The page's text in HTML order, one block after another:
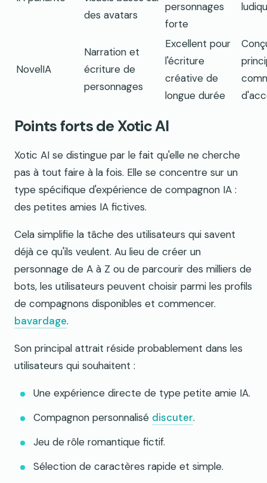
des avatars
personnages
forte
NovelIA
Narration et
écriture de
personnages
Excellent pour
l'écriture
créative de
longue durée
Points forts de Xotic AI
Xotic AI se distingue par le fait qu'elle ne cherche
pas à tout faire à la fois. Elle se concentre sur un
type spécifique d'expérience de compagnon IA :
des petites amies IA fictives.
Cela simplifie la tâche des utilisateurs qui savent
déjà ce qu'ils veulent. Au lieu de créer un
personnage de A à Z ou de parcourir des milliers de
bots, les utilisateurs peuvent choisir parmi les profils
de compagnons disponibles et commencer.
bavardage.
Son principal attrait réside probablement dans les
utilisateurs qui souhaitent :
Une expérience directe de type petite amie IA.
Compagnon personnalisé discuter.
Jeu de rôle romantique fictif.
Sélection de caractères rapide et simple.